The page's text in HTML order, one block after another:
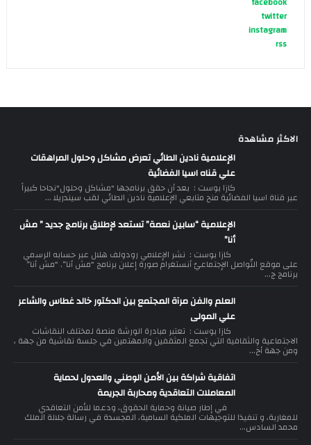
twitter
instagram
rss
الاكثر مشاهدة
الإعلامية نادين الطائي تعرض مشاكل وحلول المراهقات
علي قناه اسيا الفضائية
كازا بوست : بعد أن حقق برنامجها "مشاكل وحلول"نجاحا كبيراً
عبر قناة اسيا الفضائية منح متابعي الإعلامية نادين الطائي لقب سيندريلا ...
الإعلامية “سابين نعمة” تستعد لإطلاق برنامج جديد ” مش
أنا”
كازا بوست : نشر الإعلامي رودولف هلال عبر حسابه الرسمي
على موقع التّواصل الإجتماعيّ أنستغرام صورة إعلان برنامج “مش أنا”. “مش أنا”
برنامج ج...
العلم والفن مرآة المجتمع بين الدكتور خالد غطاس والشاعر
علي المولى
كازا بوست : تعتبر مبادرة الورشة منصة لمختلف النقاشات
الاجتماعية والثقافية التي تجمع المثقفين والمهتمين في جلسة نقاشية من جهة ،
ومن جهة أخ...
اتفاقية شراكة بين الأمن الوطني والعدول لحماية
المعاملات التعاقدية ومحاربة الجريمة
في إطار صيانة وحماية الحقوق، ودعما للأمن التعاقدي
للمغاربة، و تنفيذا للتوجيهات الملكية السامية، المجسدة في رسالة جلالة الملك
محمد السادس...